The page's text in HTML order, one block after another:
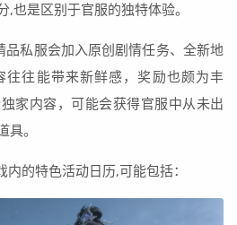
也是区别于官服的独特体验。
品私服会加入原创剧情任务、全新地
往往能带来新鲜感，奖励也颇为丰
家内容，可能会获得官服中从未出
。
内的特色活动日历,可能包括：